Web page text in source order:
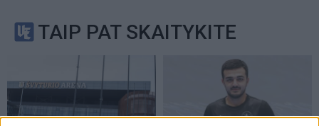
TAIP PAT SKAITYKITE